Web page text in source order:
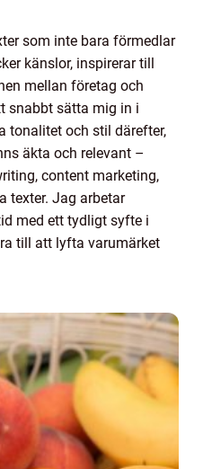
som inte bara förmedlar
känslor, inspirerar till
mellan företag och
snabbt sätta mig in i
tonalitet och stil därefter,
äkta och relevant –
content marketing,
texter. Jag arbetar
med ett tydligt syfte i
till att lyfta varumärket